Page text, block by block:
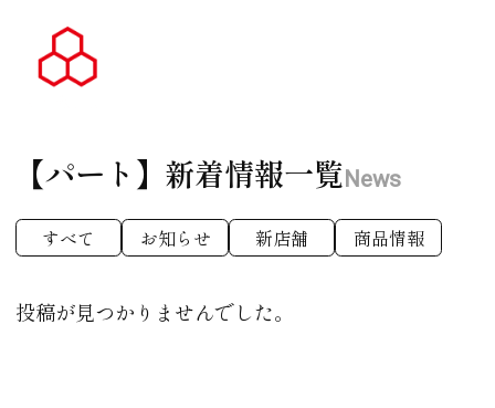
【パート】 新着情報一覧 News
すべて お知らせ 新店舗 商品情報
投稿が見つかりませんでした。